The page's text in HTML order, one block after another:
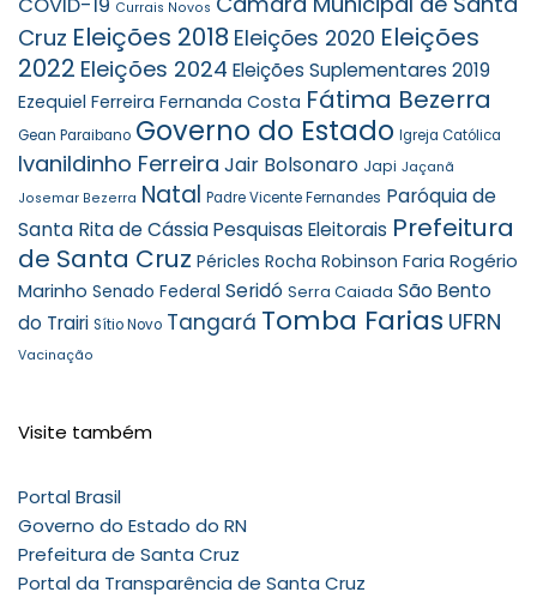
Currais Novos
Cruz Eleições 2018 Eleições 2020 Eleições
2022 Eleições 2024 Eleições Suplementares 2019
Ezequiel Ferreira Fernanda Costa Fátima Bezerra
Gean Paraibano Governo do Estado Igreja Católica
Ivanildinho Ferreira Jair Bolsonaro Japi Jaçanã
Josemar Bezerra Natal Padre Vicente Fernandes Paróquia de
Santa Rita de CássiaPesquisas Eleitorais Prefeitura
de Santa Cruz Péricles Rocha Robinson Faria Rogério
Marinho Senado Federal Seridó Serra Caiada São Bento
do Trairi Sítio Novo Tangará Tomba Farias UFRN
Vacinação
Visite também
Portal Brasil
Governo do Estado do RN
Prefeitura de Santa Cruz
Portal da Transparência de Santa Cruz